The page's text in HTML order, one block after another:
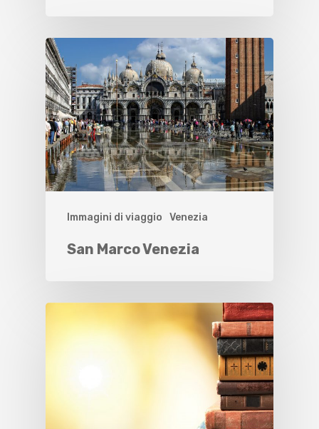
Immagini di viaggio Venezia
San Marco Venezia